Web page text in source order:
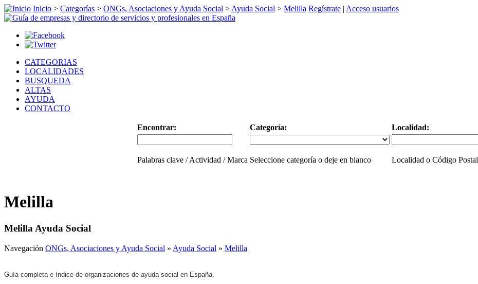
Inicio > Categorías > ONGs, Asociaciones y Ayuda Social > Ayuda Social > Melilla Regístrate | Acceso usuarios
CATEGORIAS
LOCALIDADES
BUSQUEDA
ALTAS
AYUDA
CONTACTO
Encontrar: Categoría: Localidad:
Palabras clave / Actividad / Marca Seleccione categoría o deje en blanco Localidad o Código Postal
Melilla
Melilla Ayuda Social
Navegación ONGs, Asociaciones y Ayuda Social » Ayuda Social » Melilla
Guía completa e índice de organizaciones de ayuda social en España.